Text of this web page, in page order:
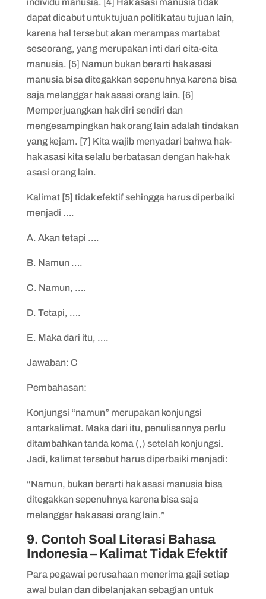
individu manusia. [4] Hak asasi manusia tidak
dapat dicabut untuk tujuan politik atau tujuan lain,
karena hal tersebut akan merampas martabat
seseorang, yang merupakan inti dari cita-cita
manusia. [5] Namun bukan berarti hak asasi
manusia bisa ditegakkan sepenuhnya karena bisa
saja melanggar hak asasi orang lain. [6]
Memperjuangkan hak diri sendiri dan
mengesampingkan hak orang lain adalah tindakan
yang kejam. [7] Kita wajib menyadari bahwa hak-
hak asasi kita selalu berbatasan dengan hak-hak
asasi orang lain.
Kalimat [5] tidak efektif sehingga harus diperbaiki
menjadi ….
A. Akan tetapi ….
B. Namun ….
C. Namun, ….
D. Tetapi, ….
E. Maka dari itu, ….
Jawaban: C
Pembahasan:
Konjungsi “namun” merupakan konjungsi
antarkalimat. Maka dari itu, penulisannya perlu
ditambahkan tanda koma (,) setelah konjungsi.
Jadi, kalimat tersebut harus diperbaiki menjadi:
“Namun, bukan berarti hak asasi manusia bisa
ditegakkan sepenuhnya karena bisa saja
melanggar hak asasi orang lain.”
9. Contoh Soal Literasi Bahasa
Indonesia – Kalimat Tidak Efektif
Para pegawai perusahaan menerima gaji setiap
awal bulan dan dibelanjakan sebagian untuk